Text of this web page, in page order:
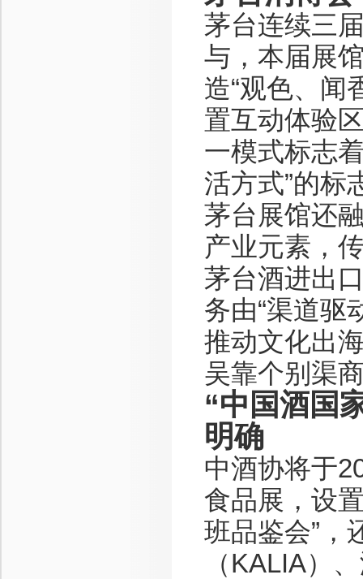
茅台连续三
与，本届展
造“观色、闻
置互动体验
一模式标志
活方式”的标
茅台展馆还
产业元素，
茅台酒进出
务由“渠道驱
推动文化出
吴靠个别渠
“中国酒国
明确
中酒协将于
食品展，设
班品鉴会”，
（KALIA）